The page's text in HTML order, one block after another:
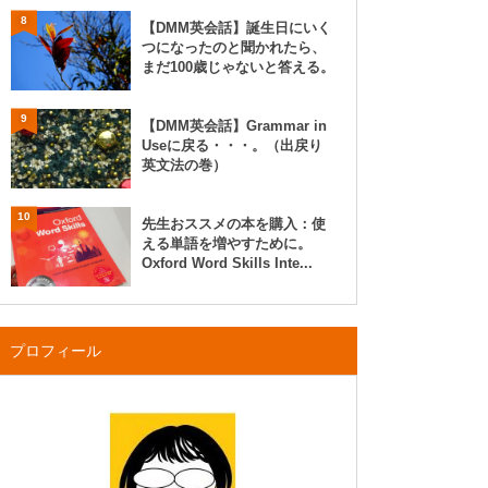
8
【DMM英会話】誕生日にいく
つになったのと聞かれたら、
まだ100歳じゃないと答える。
9
【DMM英会話】Grammar in
Useに戻る・・・。（出戻り
英文法の巻）
10
先生おススメの本を購入：使
える単語を増やすために。
Oxford Word Skills Inte...
プロフィール